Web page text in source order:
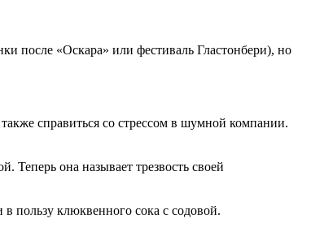
после «Оскара» или фестиваль Гластонбери), но
справиться со стрессом в шумной компании.
она называет трезвость своей
пользу клюквенного сока с содовой.